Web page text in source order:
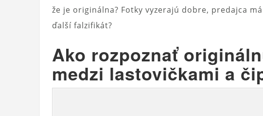
že je originálna? Fotky vyzerajú dobre, predajca
ďalší falzifikát?
Ako rozpoznať
medzi lastovičkami a